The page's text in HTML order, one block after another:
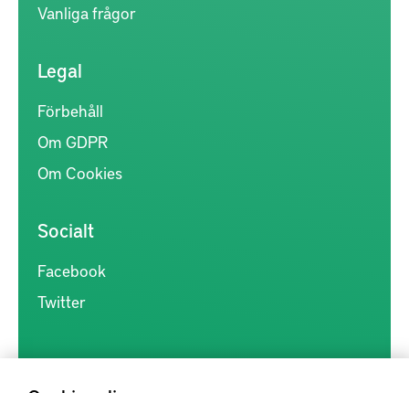
Vanliga frågor
Legal
Förbehåll
Om GDPR
Om Cookies
Socialt
Facebook
Twitter